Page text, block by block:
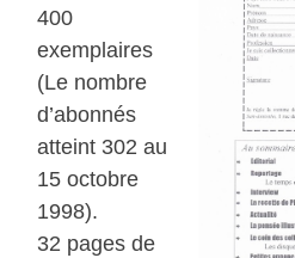
400
exemplaires
(Le nombre
d’abonnés
atteint 302 au
15 octobre
1998).
32 pages de